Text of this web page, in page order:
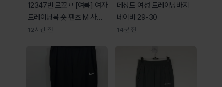
12347번 르꼬끄 [여름] 여자
트레이닝복 숏 팬츠 M 사이
즈
12시간 전
데상트 여성 트레이닝바지
네이비 29-30
14분 전